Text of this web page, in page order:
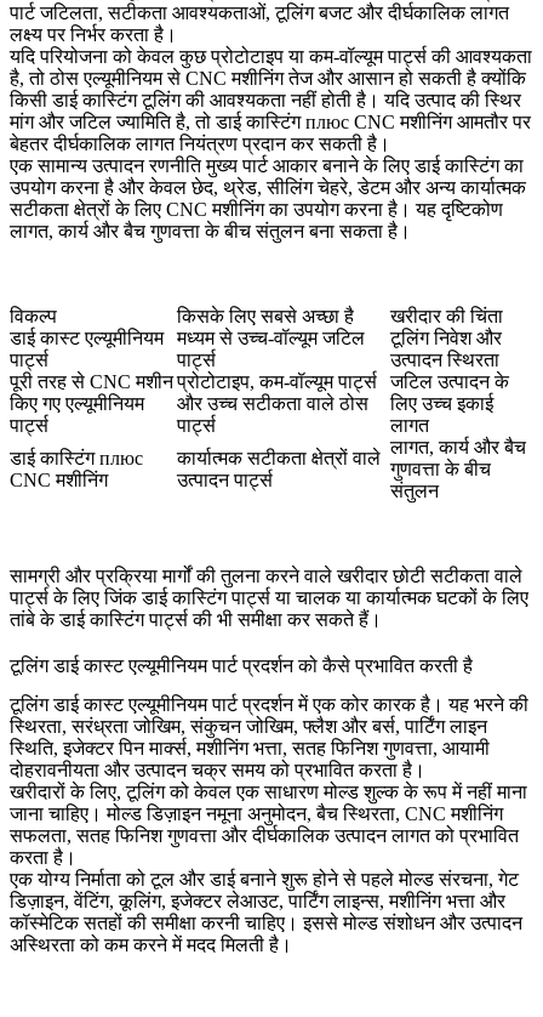
पार्ट जटिलता, सटीकता आवश्यकताओं, टूलिंग बजट और दीर्घकालिक लागत
लक्ष्य पर निर्भर करता है।
यदि परियोजना को केवल कुछ प्रोटोटाइप या कम-वॉल्यूम पार्ट्स की आवश्यकता
है, तो ठोस एल्यूमीनियम से CNC मशीनिंग तेज और आसान हो सकती है क्योंकि
किसी डाई कास्टिंग टूलिंग की आवश्यकता नहीं होती है। यदि उत्पाद की स्थिर
मांग और जटिल ज्यामिति है, तो डाई कास्टिंग плюс CNC मशीनिंग आमतौर पर
बेहतर दीर्घकालिक लागत नियंत्रण प्रदान कर सकती है।
एक सामान्य उत्पादन रणनीति मुख्य पार्ट आकार बनाने के लिए डाई कास्टिंग का
उपयोग करना है और केवल छेद, थ्रेड, सीलिंग चेहरे, डेटम और अन्य कार्यात्मक
सटीकता क्षेत्रों के लिए CNC मशीनिंग का उपयोग करना है। यह दृष्टिकोण
लागत, कार्य और बैच गुणवत्ता के बीच संतुलन बना सकता है।
विकल्प किसके लिए सबसे अच्छा है
खरीदार की चिंता
डाई कास्ट एल्यूमीनियम
पार्ट्स
मध्यम से उच्च-वॉल्यूम जटिल
पार्ट्स
टूलिंग निवेश और
उत्पादन स्थिरता
पूरी तरह से CNC मशीन
किए गए एल्यूमीनियम
पार्ट्स
प्रोटोटाइप, कम-वॉल्यूम पार्ट्स
और उच्च सटीकता वाले ठोस
पार्ट्स
जटिल उत्पादन के
लिए उच्च इकाई
लागत
डाई कास्टिंग плюс
CNC मशीनिंग
कार्यात्मक सटीकता क्षेत्रों वाले
उत्पादन पार्ट्स
लागत, कार्य और बैच
गुणवत्ता के बीच
संतुलन
सामग्री और प्रक्रिया मार्गों की तुलना करने वाले खरीदार छोटी सटीकता वाले
पार्ट्स के लिएजिंक डाई कास्टिंग पार्ट्सया चालक या कार्यात्मक घटकों के लिए
तांबे के डाई कास्टिंग पार्ट्सकी भी समीक्षा कर सकते हैं।
टूलिंग डाई कास्ट एल्यूमीनियम पार्ट प्रदर्शन को कैसे प्रभावित करती है
टूलिंग डाई कास्ट एल्यूमीनियम पार्ट प्रदर्शन में एक कोर कारक है। यह भरने की
स्थिरता, सरंध्रता जोखिम, संकुचन जोखिम, फ्लैश और बर्स, पार्टिंग लाइन
स्थिति, इजेक्टर पिन मार्क्स, मशीनिंग भत्ता, सतह फिनिश गुणवत्ता, आयामी
दोहरावनीयता और उत्पादन चक्र समय को प्रभावित करता है।
खरीदारों के लिए, टूलिंग को केवल एक साधारण मोल्ड शुल्क के रूप में नहीं माना
जाना चाहिए। मोल्ड डिज़ाइन नमूना अनुमोदन, बैच स्थिरता, CNC मशीनिंग
सफलता, सतह फिनिश गुणवत्ता और दीर्घकालिक उत्पादन लागत को प्रभावित
करता है।
एक योग्य निर्माता को टूल और डाई बनाने शुरू होने से पहले मोल्ड संरचना, गेट
डिज़ाइन, वेंटिंग, कूलिंग, इजेक्टर लेआउट, पार्टिंग लाइन्स, मशीनिंग भत्ता और
कॉस्मेटिक सतहों की समीक्षा करनी चाहिए। इससे मोल्ड संशोधन और उत्पादन
अस्थिरता को कम करने में मदद मिलती है।